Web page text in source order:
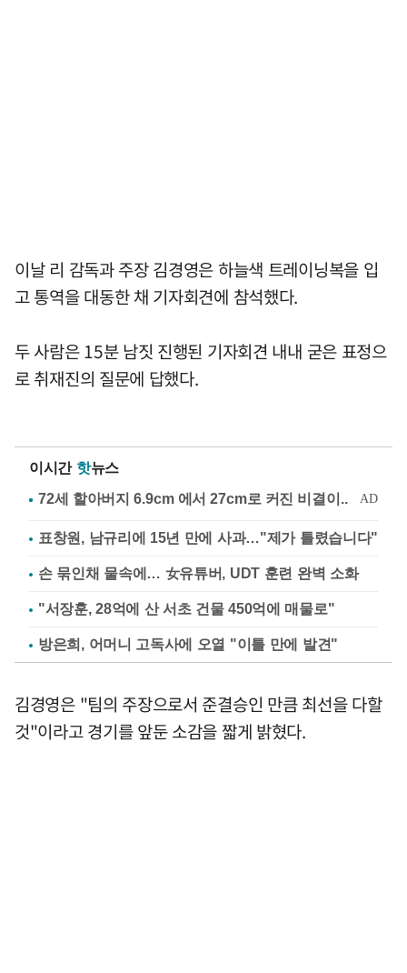
이날 리 감독과 주장 김경영은 하늘색 트레이닝복을 입
고 통역을 대동한 채 기자회견에 참석했다.
두 사람은 15분 남짓 진행된 기자회견 내내 굳은 표정으
로 취재진의 질문에 답했다.
이시간 핫뉴스
표창원, 남규리에 15년 만에 사과…"제가 틀렸습니다"
손 묶인채 물속에… 女유튜버, UDT 훈련 완벽 소화
"서장훈, 28억에 산 서초 건물 450억에 매물로"
방은희, 어머니 고독사에 오열 "이틀 만에 발견"
김경영은 "팀의 주장으로서 준결승인 만큼 최선을 다할
것"이라고 경기를 앞둔 소감을 짧게 밝혔다.